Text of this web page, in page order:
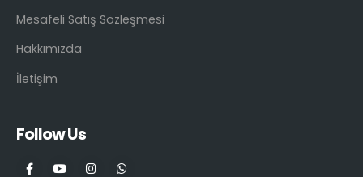
Mesafeli Satış Sözleşmesi
Hakkımızda
İletişim
Follow Us